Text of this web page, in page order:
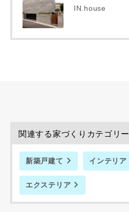
IN.house
関連する家づくりカテゴリー
新築戸建て インテリア
エクステリア
当社は、お客様が本サービスを利
の間で生じた紛争等について一切
す。